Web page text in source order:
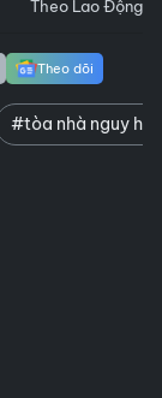
Theo Lao Động
Theo dõi
#tòa nhà nguy